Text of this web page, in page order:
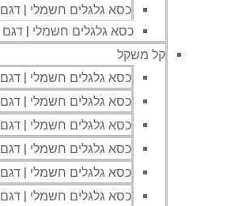
כסא גלגלים חשמלי | דגם D12 | חברת JBH
כסא גלגלים חשמלי | דגם D19 | חברת JBH
קל משקל
כסא גלגלים חשמלי | דגם C1 | חברת JBH
כסא גלגלים חשמלי | דגם D03 | חברת JBH
כסא גלגלים חשמלי | דגם D05 | חברת JBH
כסא גלגלים חשמלי | דגם D06 | חברת JBH
כסא גלגלים חשמלי | דגם D07 | חברת JBH
כסא גלגלים חשמלי | דגם D08 | חברת JBH